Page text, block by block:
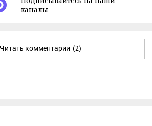
каналы
Читать комментарии (2)